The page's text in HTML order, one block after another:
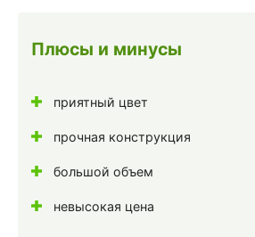
Плюсы и минусы
приятный цвет
прочная конструкция
большой объем
невысокая цена